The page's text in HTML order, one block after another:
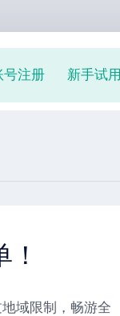
号注册 新手试用
域限制，畅游全